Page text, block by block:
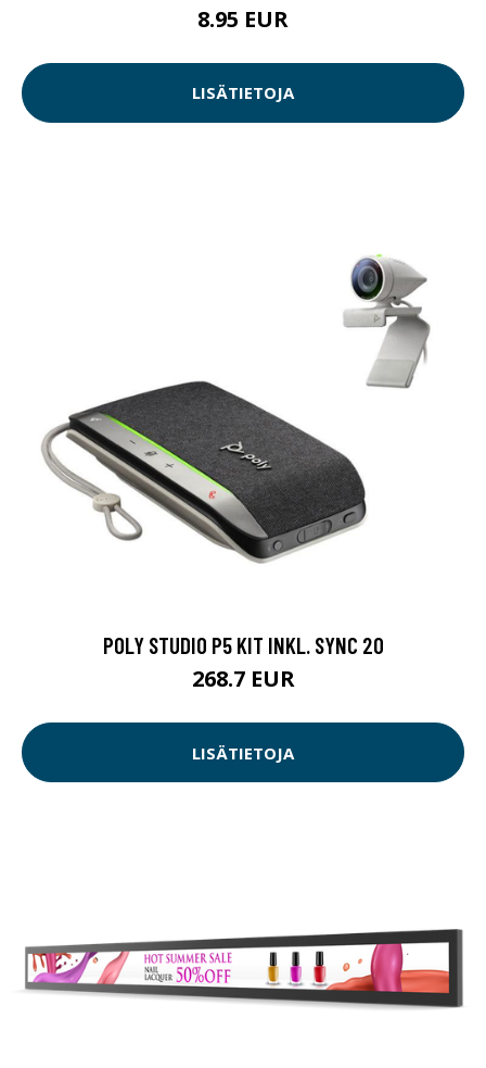
8.95 EUR
LISÄTIETOJA
POLY STUDIO P5 KIT INKL. SYNC 20
268.7 EUR
LISÄTIETOJA